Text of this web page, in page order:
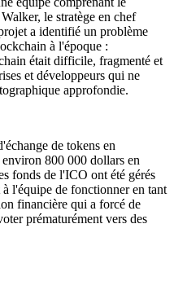
le stratège en chef
a identifié un problème
à l'époque :
était difficile, fragmenté et
et développeurs qui ne
approfondie.
de tokens en
800 000 dollars en
fonds de l'ICO ont été gérés
l'équipe de fonctionner en tant
financière qui a forcé de
prématurément vers des